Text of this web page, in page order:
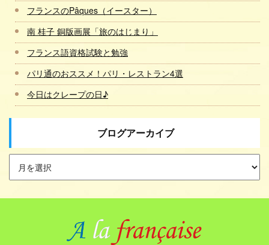
フランスのPâques（イースター）
南 桂子 銅版画展「旅のはじまり」
フランス語資格試験と勉強
パリ通のおススメ！パリ・レストラン4選
今日はクレープの日♪
ブログアーカイブ